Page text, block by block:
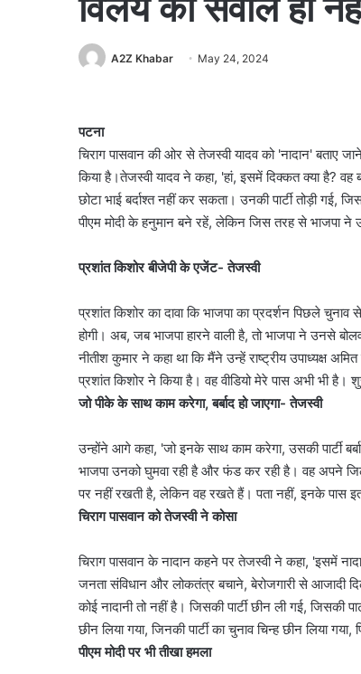
A2Z Khabar May 24, 2024
पटना
चिराग पासवान की ओर से तेजस्वी यादव को 'नादान' बताए
किया है।तेजस्वी यादव ने कहा, 'हां, इसमें दिक्कत क्या है?
छोटा भाई बर्दाश्त नहीं कर सकता। उनकी पार्टी तोड़ी गई,
पीएम मोदी के हनुमान बने रहें, लेकिन जिस तरह से भाजपा ने
प्रशांत किशोर बीजेपी के एजेंट- तेजस्वी
प्रशांत किशोर का दावा कि भाजपा का प्रदर्शन पिछले
होगी। अब, जब भाजपा हारने वाली है, तो भाजपा ने उनसे
नीतीश कुमार ने कहा था कि मैंने उन्हें राष्ट्रीय उपाध्यक्ष
प्रशांत किशोर ने किया है। वह वीडियो मेरे पास अभी भी
जो पीके के साथ काम करेगा, बर्बाद हो जाएगा- तेजस्वी
उन्होंने आगे कहा, 'जो इनके साथ काम करेगा, उसकी पार्टी
भाजपा उनको घुमवा रही है और फंड कर रही है। वह अपने
पर नहीं रखती है, लेकिन वह रखते हैं। पता नहीं, इनके पास
चिराग पासवान को तेजस्वी ने कोसा
चिराग पासवान के नादान कहने पर तेजस्वी ने कहा, 'इसमें
जनता संविधान और लोकतंत्र बचाने, बेरोजगारी से आजादी
कोई नादानी तो नहीं है। जिसकी पार्टी छीन ली गई, जिसकी
छीन लिया गया, जिनकी पार्टी का चुनाव चिन्ह छीन लिया
पीएम मोदी पर भी तीखा हमला